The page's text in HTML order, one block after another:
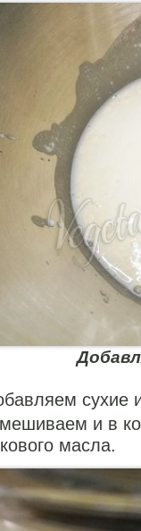
сухие
и в
масла.